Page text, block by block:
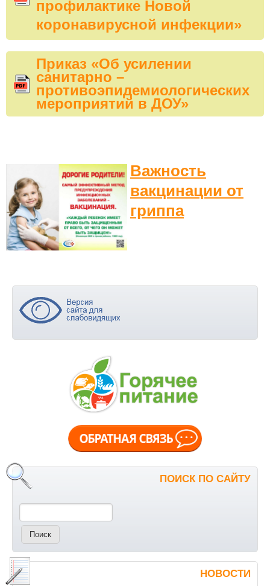
профилактике Новой
коронавирусной инфекции»
Приказ «Об усилении
санитарно –
противоэпидемиологических
мероприятий в ДОУ»
Важность
вакцинации от
гриппа
ПОИСК ПО САЙТУ
Поиск
НОВОСТИ